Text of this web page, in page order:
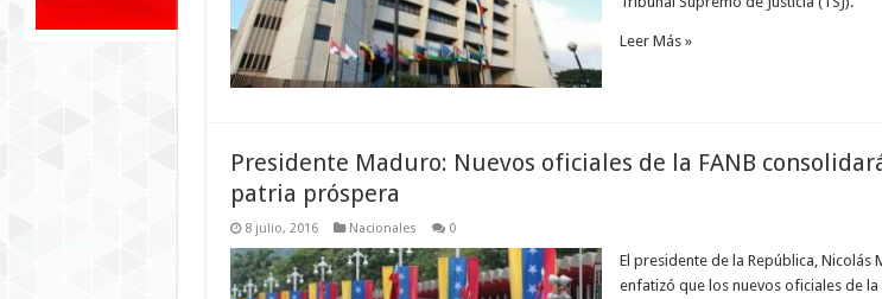
Leer Más »
Presidente Maduro: Nuevos oficiales de la FANB
patria próspera
8 julio, 2016 Nacionales 0
El presidente de la República, Nicolás
enfatizó que los nuevos oficiales de la